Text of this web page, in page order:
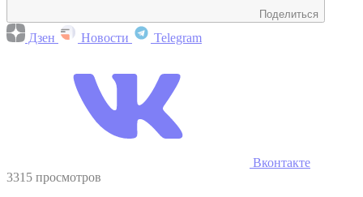
Поделиться
Дзен Новости Telegram
Вконтакте
3315 просмотров